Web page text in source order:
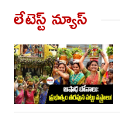
లేటెస్ట్ న్యూస్‌